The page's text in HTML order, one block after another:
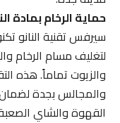
حماية الرخام بمادة
سيرفس تقنية النانو
لتغليف مسام الرخام
والزيوت تماماً. هذه
والمجالس بجدة لضمان
القهوة والشاي الصعبة.